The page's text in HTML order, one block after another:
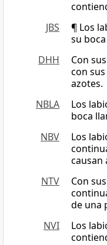
JBS
¶ Los
su
DHH
Con
con
azotes.
NBLA
Los
boca
NBV
Los
causan
NTV
Con
de una
NVI
Los